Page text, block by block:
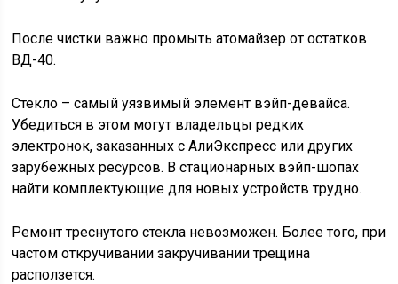
После чистки важно промыть атомайзер от остатков
ВД-40.
Стекло – самый уязвимый элемент вэйп-девайса.
Убедиться в этом могут владельцы редких
электронок, заказанных с АлиЭкспресс или других
зарубежных ресурсов. В стационарных вэйп-шопах
найти комплектующие для новых устройств трудно.
Ремонт треснутого стекла невозможен. Более того, при
частом откручивании закручивании трещина
расползется.